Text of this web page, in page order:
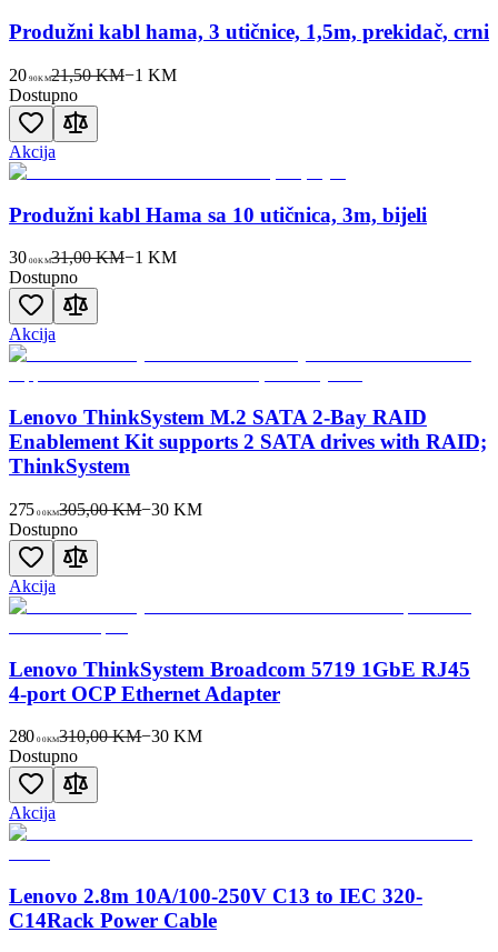
Produžni kabl hama, 3 utičnice, 1,5m, prekidač, crni
20 90KM21,50 KM−1 KM
Dostupno
Akcija
Produžni kabl Hama sa 10 utičnica, 3m, bijeli
30 00KM31,00 KM−1 KM
Dostupno
Akcija
Lenovo ThinkSystem M.2 SATA 2-Bay RAID
Enablement Kit supports 2 SATA drives with RAID;
ThinkSystem
275 00KM305,00 KM−30 KM
Dostupno
Akcija
Lenovo ThinkSystem Broadcom 5719 1GbE RJ45
4-port OCP Ethernet Adapter
280 00KM310,00 KM−30 KM
Dostupno
Akcija
Lenovo 2.8m 10A/100-250V C13 to IEC 320-
C14Rack Power Cable